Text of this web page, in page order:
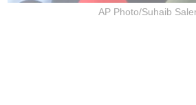
AP Photo/Suhaib